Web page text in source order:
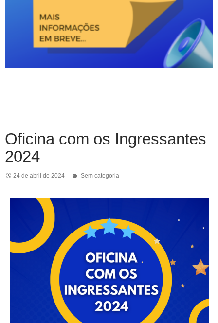
Oficina com os Ingressantes
2024
24 de abril de 2024 Sem categoria